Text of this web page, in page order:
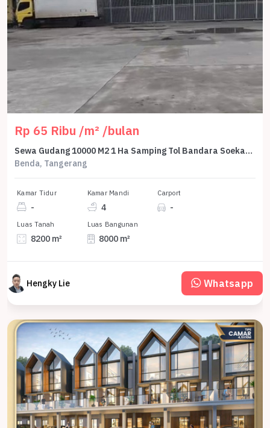
Rp 65 Ribu /m² /bulan
Sewa Gudang 10000 M2 1 Ha Samping Tol Bandara Soekarno Hatta Jl Benda Tangerang Banten - Rent Warehouse Near Toll Airport Soekarno Hatta Jakarta 10000 M2 1 Ha
Benda, Tangerang
Kamar Tidur
-
Kamar Mandi
4
Carport
-
Luas Tanah
8200 m²
Luas Bangunan
8000 m²
Hengky Lie Whatsapp